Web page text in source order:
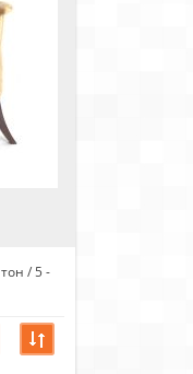
/ 5 -